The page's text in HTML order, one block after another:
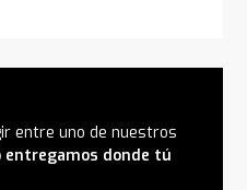
entre uno de nuestros
entregamos donde tú